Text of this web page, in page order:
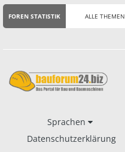
FOREN STATISTIK ALLE THEMEN
Sprachen
Datenschutzerklärung